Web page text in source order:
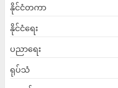
နိုင်ငံတကာ
နိုင်ငံရေး
ပညာရေး
ရုပ်သံ